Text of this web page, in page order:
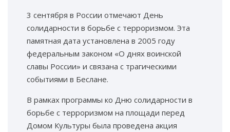
3 сентября в России отмечают День
солидарности в борьбе с терроризмом. Эта
памятная дата установлена в 2005 году
федеральным законом «О днях воинской
славы России» и связана с трагическими
событиями в Беслане.
В рамках программы ко Дню солидарности в
борьбе с терроризмом на площади перед
Домом Культуры была проведена акция